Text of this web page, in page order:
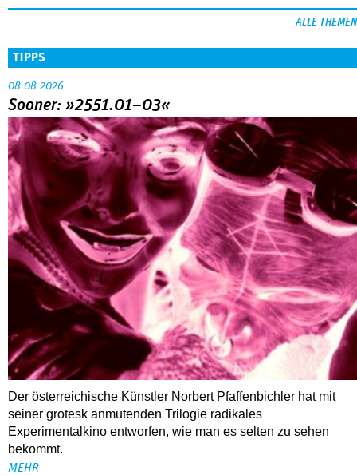
ALLE THEMEN
TIPPS
08.08.2026
Sooner: »2551.01–03«
Der österreichische Künstler Norbert Pfaffenbichler hat mit
seiner grotesk anmutenden Trilogie radikales
Experimentalkino entworfen, wie man es selten zu sehen
bekommt.
MEHR